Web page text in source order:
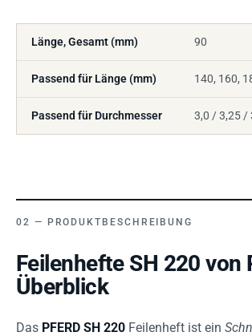
Länge, Gesamt (mm) 90
Passend für Länge (mm) 140, 160,
Passend für Durchmesser 3,0 / 3,25 /
PRODUKTBESCHREIBUNG
Feilenhefte SH 220 von
Überblick
Das PFERD SH 220 Feilenheft ist ein